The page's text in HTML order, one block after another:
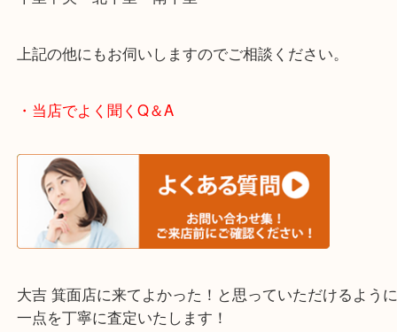
・エリア紹介
※下記エリアはご依頼が多いエリアです。
箕面市・池田市・吹田市
豊中市・茨木市・尼崎市